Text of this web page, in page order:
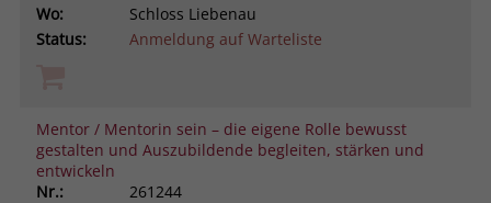
Wo:
Schloss Liebenau
Status:
Anmeldung auf Warteliste
Mentor / Mentorin sein – die eigene Rolle bewusst
gestalten und Auszubildende begleiten, stärken und
entwickeln
Nr.:
261244